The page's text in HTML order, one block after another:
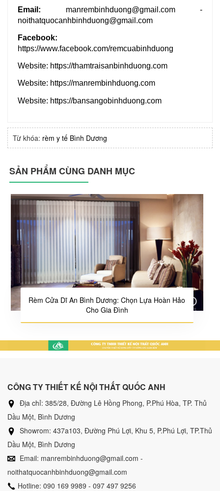
Email: manrembinhduong@gmail.com -
noithatquocanhbinhduong@gmail.com
Facebook:
https://www.facebook.com/remcuabinhduong
Website: https://thamtraisanbinhduong.com
Website: https://manrembinhduong.com
Website: https://bansangobinhduong.com
Từ khóa: rèm y tế Bình Dương
SẢN PHẨM CÙNG DANH MỤC
Rèm Cửa Dĩ An Bình Dương: Chọn Lựa Hoàn Hảo
Cho Gia Đình
CÔNG TY THIẾT KẾ NỘI THẤT QUỐC ANH
Địa chỉ: 385/28, Đường Lê Hồng Phong, P.Phú Hòa, TP. Thủ
Dầu Một, Bình Dương
Showrom: 437a103, Đường Phú Lợi, Khu 5, P.Phú Lợi, TP.Thủ
Dầu Một, Bình Dương
Email: manrembinhduong@gmail.com -
noithatquocanhbinhduong@gmail.com
Hotline: 090 169 9989 - 097 497 9256